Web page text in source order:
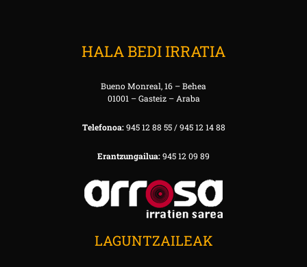
HALA BEDI IRRATIA
Bueno Monreal, 16 – Behea
01001 – Gasteiz – Araba
Telefonoa:945 12 88 55 / 945 12 14 88
Erantzungailua:945 12 09 89
LAGUNTZAILEAK